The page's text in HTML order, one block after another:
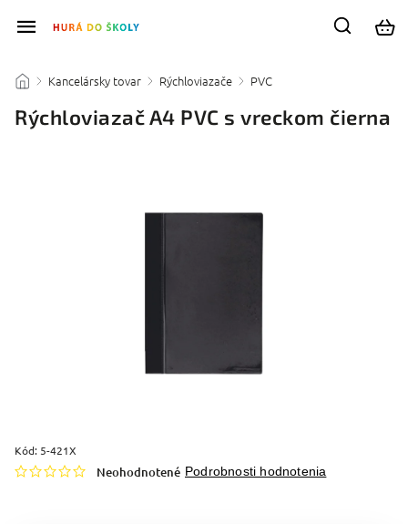
/ Kancelársky tovar / Rýchloviazače / PVC
Rýchloviazač A4 PVC s vreckom čierna
Kód: 5-421X
Neohodnotené Podrobnosti hodnotenia